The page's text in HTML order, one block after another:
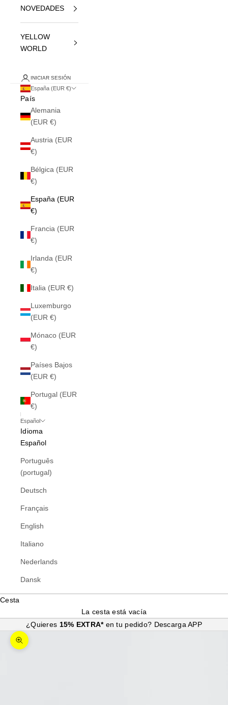
NOVEDADES
YELLOW
WORLD
INICIAR SESIÓN
España (EUR €)
País
Alemania
(EUR €)
Austria (EUR
€)
Bélgica (EUR
€)
España (EUR
€)
Francia (EUR
€)
Irlanda (EUR
€)
Italia (EUR €)
Luxemburgo
(EUR €)
Mónaco (EUR
€)
Países Bajos
(EUR €)
Portugal (EUR
€)
Español
Idioma
Español
Português
(portugal)
Deutsch
Français
English
Italiano
Nederlands
Dansk
Cesta
La cesta está vacía
¿Quieres 15% EXTRA* en tu pedido? Descarga APP
Zoom